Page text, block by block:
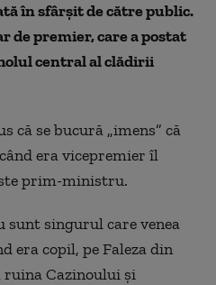
în sfârşit de către public.
de premier, care a postat
central al clădirii
că se bucură „imens” că
era vicepremier îl
prim-ministru.
sunt singurul care venea
era copil, pe Faleza din
Cazinoului şi